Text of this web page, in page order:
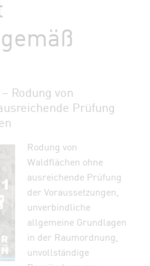
Rodung von
Prüfung
Rodung von
Waldflächen ohne
ausreichende Prüfung
der Voraussetzungen,
unverbindliche
allgemeine Grundlagen
in der Raumordnung,
unvollständige